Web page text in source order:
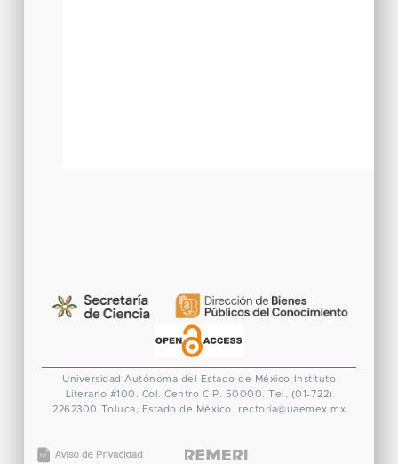
Universidad Autónoma del Estado de México
Instituto
Literario #100. Col. Centro C.P. 50000. Tel. (01-722)
2262300 Toluca, Estado de México. rectoria@uaemex.mx